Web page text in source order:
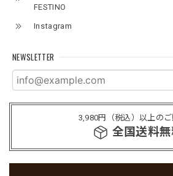
FESTINO
Instagram
NEWSLETTER
3,980円（税込）以上の
全国送料